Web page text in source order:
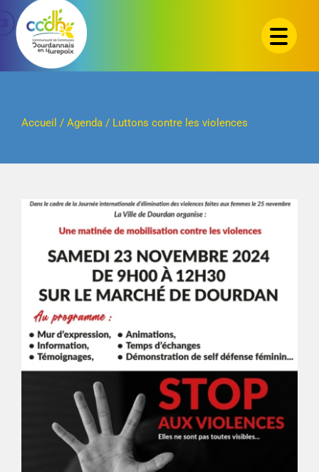
Passer
contenu
Accueil / Agenda/ Luttons contre les violences